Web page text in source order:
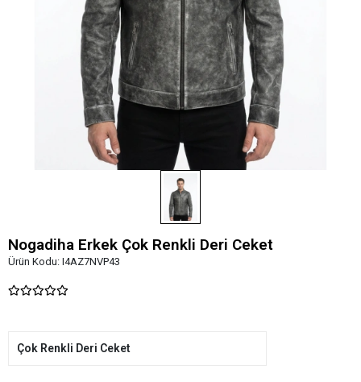
Nogadiha Erkek Çok Renkli Deri Ceket
Ürün Kodu: I4AZ7NVP43
Çok Renkli Deri Ceket